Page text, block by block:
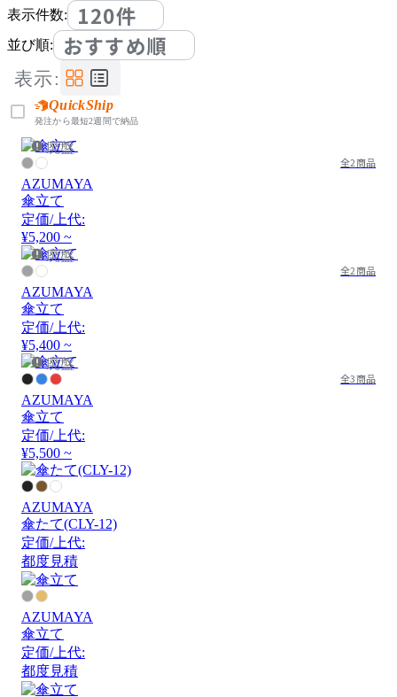
表示件数:
120件
並び順: おすすめ順
表示:
QuickShip
発注から最短2週間で納品
廃盤
全2商品
AZUMAYA
傘立て
定価/上代:
¥5,200 ~
廃盤
全2商品
AZUMAYA
傘立て
定価/上代:
¥5,400 ~
廃盤
全3商品
AZUMAYA
傘立て
定価/上代:
¥5,500 ~
AZUMAYA
傘たて(CLY-12)
定価/上代:
都度見積
AZUMAYA
傘立て
定価/上代:
都度見積